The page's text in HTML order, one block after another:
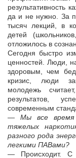
результативность
да и не нужно. За
тысяч лекций, в
детей
отложилось в
Сегодня быстро
ценностей. Люди,
здоровым, чем
кризис, люди
молодежь
результатов,
современным
— Мы все время
тяжелых
разного рода
легкими ПАВами?
— Происходит. С